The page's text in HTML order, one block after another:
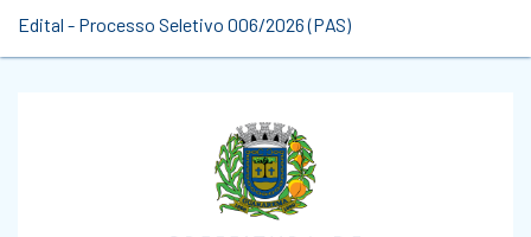
Edital - Processo Seletivo 006/2026 (PAS)